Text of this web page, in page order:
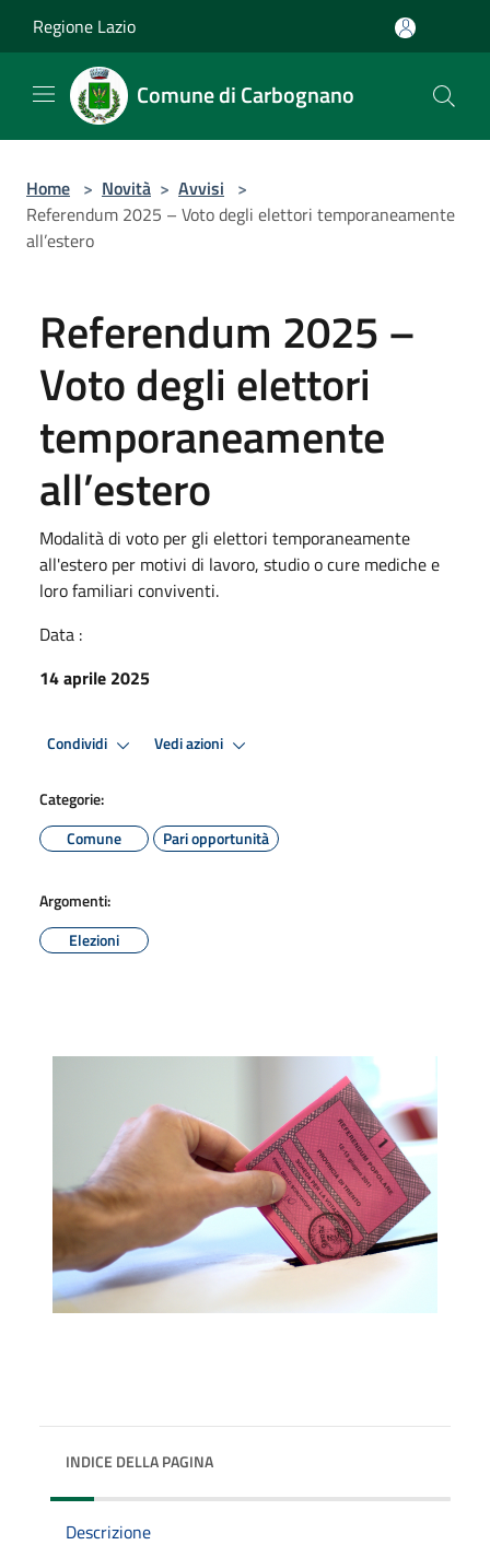
Regione Lazio
Comune di Carbognano
Home > Novità > Avvisi >
Referendum 2025 – Voto degli elettori temporaneamente
all’estero
Referendum 2025 –
Voto degli elettori
temporaneamente
all’estero
Modalità di voto per gli elettori temporaneamente
all'estero per motivi di lavoro, studio o cure mediche e
loro familiari conviventi.
Data :
14 aprile 2025
Condividi Vedi azioni
Categorie:
Comune
Pari opportunità
Argomenti:
Elezioni
INDICE DELLA PAGINA
Descrizione